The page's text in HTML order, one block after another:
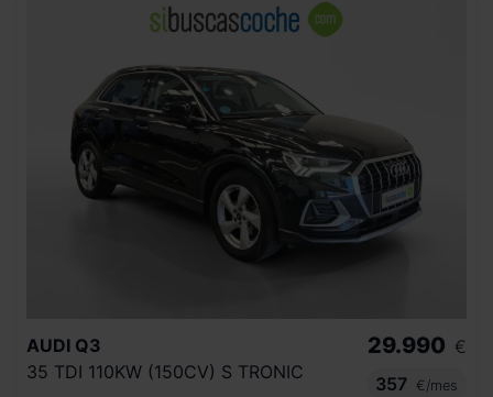
AUDI Q3
35 TDI 110KW (150CV) S TRONIC
29.990 €
357
€/mes